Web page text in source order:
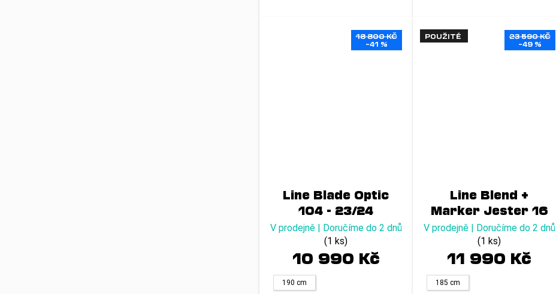
18 800 KČ
–41 %
Line Blade Optic
104 - 23/24
V prodejně | Doručíme do 2 dnů
(1 ks)
10 990 Kč
190 cm
POUŽITÉ
23 590 KČ
–49 %
Line Blend +
Marker Jester 16
- 23/24
V prodejně | Doručíme do 2 dnů
(1 ks)
11 990 Kč
185 cm